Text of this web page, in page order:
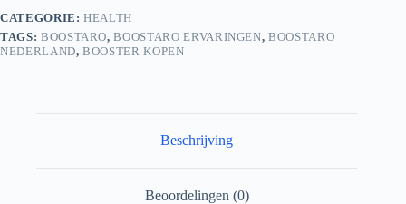
CATEGORIE:HEALTH
TAGS: BOOSTARO,BOOSTARO ERVARINGEN,BOOSTARO
NEDERLAND,BOOSTER KOPEN
Beschrijving
Beoordelingen (0)